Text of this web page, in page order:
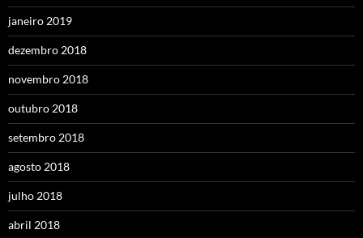
janeiro 2019
dezembro 2018
novembro 2018
outubro 2018
setembro 2018
agosto 2018
julho 2018
abril 2018